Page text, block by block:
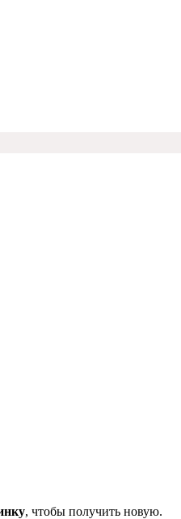
, чтобы получить новую.